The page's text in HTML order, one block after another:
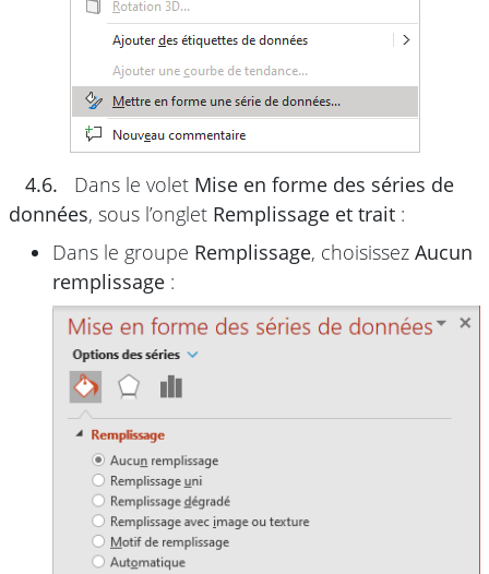
4.6. Dans le volet Mise en forme des séries de
données, sous l’onglet Remplissage et trait :
Dans le groupe Remplissage, choisissez Aucun
remplissage :